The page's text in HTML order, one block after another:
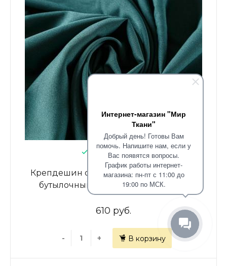
Интернет-магазин "Мир
Ткани"
Добрый день! Готовы Вам
помочь. Напишите нам, если у
Вас появятся вопросы.
График работы интернет-
магазина: пн-пт с 11:00 до
19:00 по МСК.
В наличии: 18.65
Крепдешин синтетический 029-07362
бутылочный зеленый однотонный
610 руб.
- + В корзину